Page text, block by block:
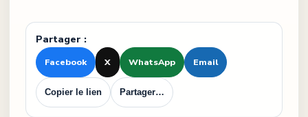
Partager :
Facebook X WhatsApp Email
Copier le lien Partager…